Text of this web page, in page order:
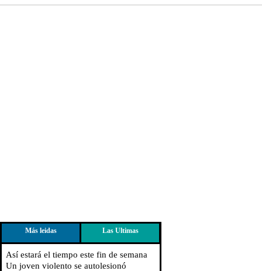
Más leidas Las Ultimas
Así estará el tiempo este fin de semana
Un joven violento se autolesionó